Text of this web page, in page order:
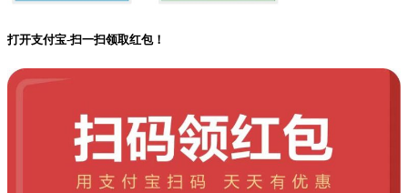
打开支付宝-扫一扫领取红包！